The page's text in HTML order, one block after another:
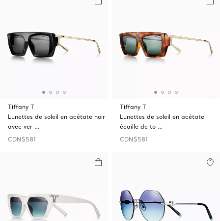
Tiffany T
Lunettes de soleil en acétate noir
avec ver …
CDN$581
Tiffany T
Lunettes de soleil en acétate
écaille de to …
CDN$581